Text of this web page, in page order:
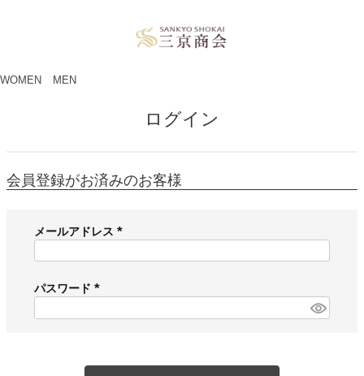
WOMEN MEN
ログイン
会員登録がお済みのお客様
メールアドレス
必
)
パスワード
必